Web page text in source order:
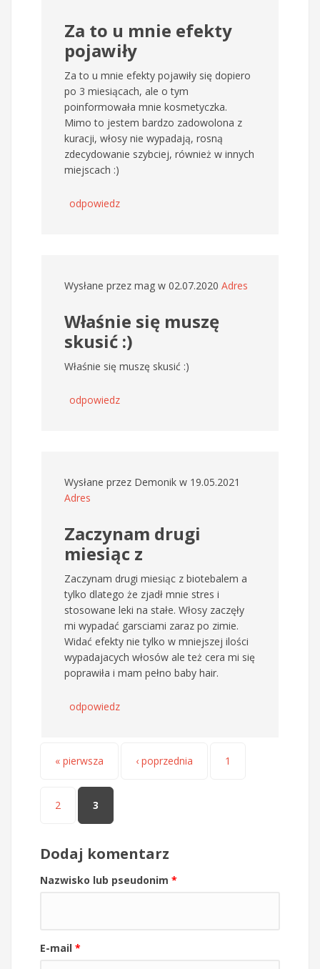
Za to u mnie efekty
pojawiły
Za to u mnie efekty pojawiły się dopiero
po 3 miesiącach, ale o tym
poinformowała mnie kosmetyczka.
Mimo to jestem bardzo zadowolona z
kuracji, włosy nie wypadają, rosną
zdecydowanie szybciej, również w innych
miejscach :)
odpowiedz
Wysłane przez mag w 02.07.2020 Adres
Właśnie się muszę
skusić :)
Właśnie się muszę skusić :)
odpowiedz
Wysłane przez Demonik w 19.05.2021
Adres
Zaczynam drugi
miesiąc z
Zaczynam drugi miesiąc z biotebalem a
tylko dlatego że zjadł mnie stres i
stosowane leki na stałe. Włosy zaczęły
mi wypadać garsciami zaraz po zimie.
Widać efekty nie tylko w mniejszej ilości
wypadajacych włosów ale też cera mi się
poprawiła i mam pełno baby hair.
odpowiedz
Strony
« pierwsza ‹ poprzednia 1
2 3
Dodaj komentarz
Nazwisko lub pseudonim *
E-mail *